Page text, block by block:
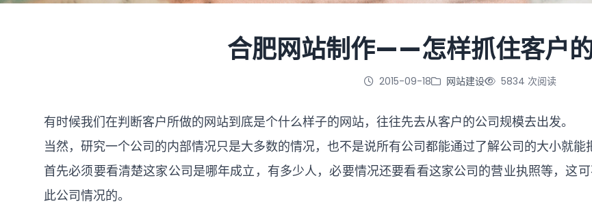
合肥网站制作——怎样抓住客户
2015-09-18 网站建设 5834 次阅读
有时候我们在判断客户所做的网站到底是个什么样子的网站，往往先去从客户的公司规模去出发。
当然，研究一个公司的内部情况只是大多数的情况，也不是说所有公司都能通过了解公司的大小就能
首先必须要看清楚这家公司是哪年成立，有多少人，必要情况还要看看这家公司的营业执照等，这
此公司情况的。